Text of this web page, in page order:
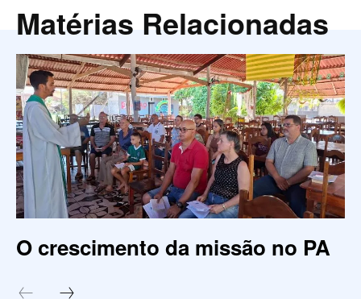
Matérias Relacionadas
O crescimento da missão no PA